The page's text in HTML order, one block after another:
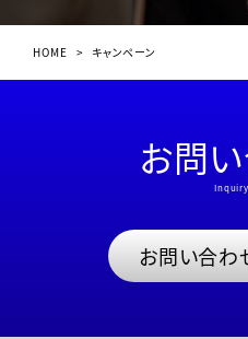
HOME > キャンペーン
お問
お問い合わ